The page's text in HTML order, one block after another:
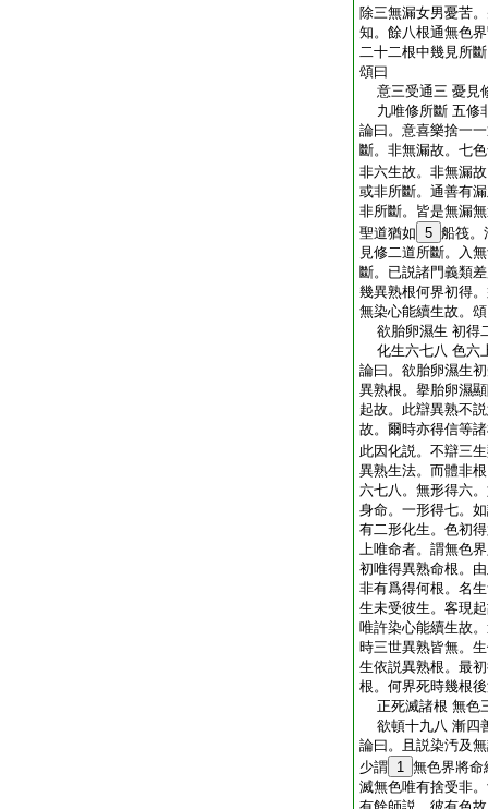
除三無漏女男憂苦
知。餘八根通無色
二十二根中幾見所
頌曰
意三受通三 憂見
九唯修所斷 五修
論曰。意喜樂捨一
斷。非無漏故。七
非六生故。非無漏
或非所斷。通善有
非所斷。皆是無漏
聖道猶如 5 船筏。
見修二道所斷。入
斷。已説諸門義類
幾異熟根何界初得
無染心能續生故。
欲胎卵濕生 初得
化生六七八 色六
論曰。欲胎卵濕生
異熟根。擧胎卵濕
起故。此辯異熟不
故。爾時亦得信等
此因化説。不辯三
異熟生法。而體非
六七八。無形得六
身命。一形得七。
有二形化生。色初
上唯命者。謂無色
初唯得異熟命根。
非有爲得何根。名
生未受彼生。客現
唯許染心能續生故
時三世異熟皆無。
生依説異熟根。最
根。何界死時幾根
正死滅諸根 無色
欲頓十九八 漸四
論曰。且説染汚及
少謂 1 無色界將命
滅無色唯有捨受非